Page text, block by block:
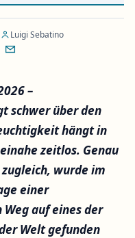
Luigi Sebatino
–
schwer über den
hängt in
zeitlos. Genau
wurde im
einer
auf eines der
Welt gefunden